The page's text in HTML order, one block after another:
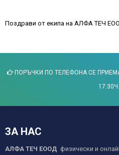
Поздрави от екипа на АЛФА ТЕЧ
ПОРЪЧКИ ПО ТЕЛЕФОНА СЕ
17:30Ч.
ЗА НАС
АЛФА ТЕЧ ЕООД физически и